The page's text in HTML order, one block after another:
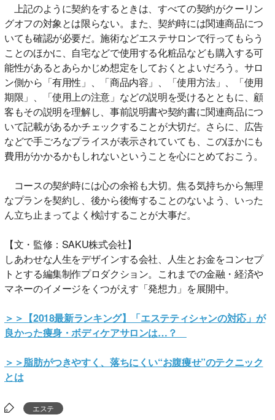
上記のように契約をするときは、すべての契約がクーリン
グオフの対象とは限らない。また、契約時には関連商品につ
いても確認が必要だ。施術などエステサロンで行ってもらう
ことのほかに、自宅などで使用する化粧品なども購入する可
能性があるとあらかじめ想定をしておくとよいだろう。サロ
ン側から「有用性」、「商品内容」、「使用方法」、「使用
期限」、「使用上の注意」などの説明を受けるとともに、顧
客もその説明を理解し、事前説明書や契約書に関連商品につ
いて記載があるかチェックすることが大切だ。さらに、広告
などで手ごろなプライスが表示されていても、このほかにも
費用がかかるかもしれないということを心にとめておこう。
コースの契約時には心の余裕も大切。焦る気持ちから無理
なプランを契約し、後から後悔することのないよう、いった
ん立ち止まってよく検討することが大事だ。
【文・監修：SAKU株式会社】
しあわせな人生をデザインする会社、人生とお金をコンセプ
トとする編集制作プロダクション。これまでの金融・経済や
マネーのイメージをくつがえす「発想力」を展開中。
＞＞【2018最新ランキング】「エステティシャンの対応」が
良かった痩身・ボディケアサロンは…？
＞＞脂肪がつきやすく、落ちにくい“お腹痩せ”のテクニック
とは
エステ